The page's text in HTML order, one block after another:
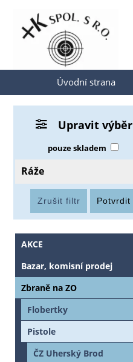
Přihlásit se
Úvodní strana
Upravit výběr
pouze skladem
Ráže
AKCE
Bazar, komisní prodej
Zbraně na ZO
Flobertky
Pistole
ČZ Uherský Brod